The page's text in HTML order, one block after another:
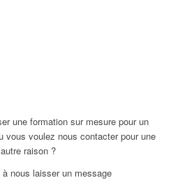
une formation sur mesure pour un
vous voulez nous contacter pour une
autre raison ?
nous laisser un message